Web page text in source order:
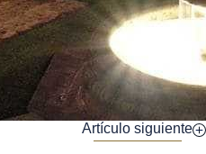
Artículo siguiente